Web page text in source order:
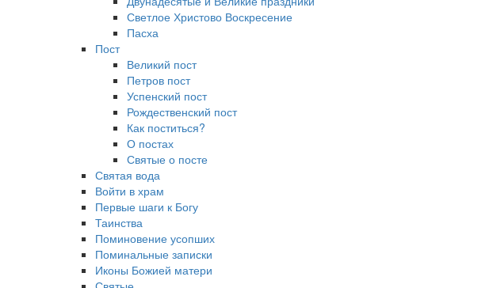
Светлое Христово Воскресение
Пасха
Пост
Великий пост
Петров пост
Успенский пост
Рождественский пост
Как поститься?
О постах
Святые о посте
Святая вода
Войти в храм
Первые шаги к Богу
Таинства
Поминовение усопших
Поминальные записки
Иконы Божией матери